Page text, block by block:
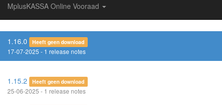
MplusKASSA Online Vooraad
1.16.0 Heeft geen download
17-07-2025 - 1 release notes
1.15.2 Heeft geen download
25-06-2025 - 1 release notes